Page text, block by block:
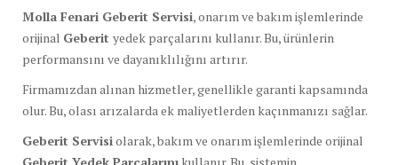
Molla Fenari Geberit Servisi, onarım ve bakım işlemlerinde
orijinal Geberit yedek parçalarını kullanır. Bu, ürünlerin
performansını ve dayanıklılığını artırır.
Firmamızdan alınan hizmetler, genellikle garanti kapsamında
olur. Bu, olası arızalarda ek maliyetlerden kaçınmanızı sağlar.
Geberit Servisiolarak, bakım ve onarım işlemlerinde orijinal
Geberit Yedek Parçalarını kullanır. Bu, sistemin